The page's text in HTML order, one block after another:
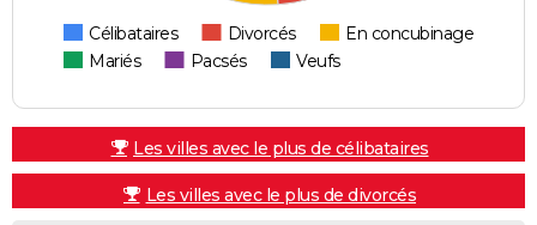
Célibataires Divorcés
En concubinage
Mariés
Pacsés Veufs
Les villes avec le plus de célibataires
Les villes avec le plus de divorcés